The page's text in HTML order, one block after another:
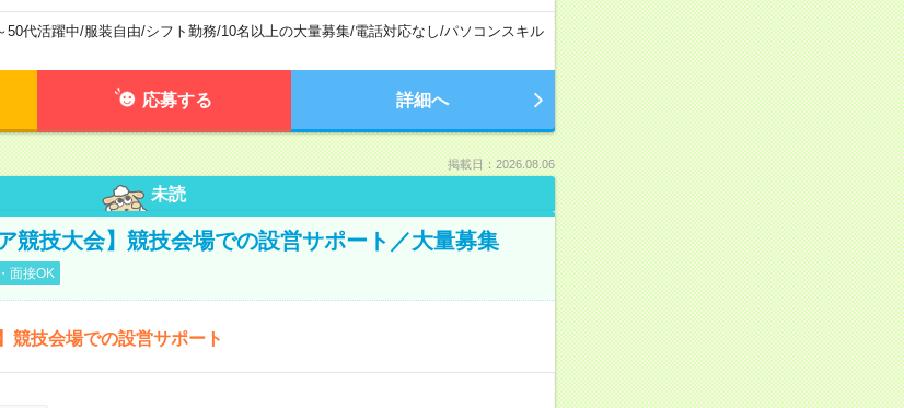
50代活躍中/服装自由/シフト勤務/10名以上の大量募集/電話対応なし/パソコンスキル
応募する 詳細へ
掲載日：2026.08.06
未読
競技大会】競技会場での設営サポート／大量募集
面接OK
競技会場での設営サポート